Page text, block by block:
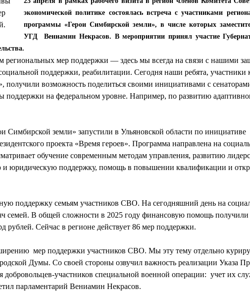
экономической политике состоялась встреча с участниками
программы «Герои Симбирской земли», в числе которых
УГД Вениамин Некрасов. В мероприятии принял участие
региональных мер поддержки — здесь мы всегда на связи с нашими
поддержки, реабилитации. Сегодня наши ребята, участники
возможность поделиться своими инициативами с
поддержки на федеральном уровне. Например, по развитию
земли» запустили в Ульяновской области по инициативе
проекта «Время героев». Программа направлена на
обучение современным методам управления, развитию
и юридическую поддержку, помощь в повышении квалификации и
поддержку семьям участников СВО. На сегодняшний день на
семей. В общей сложности в 2025 году финансовую помощь получили
Сейчас в регионе действует 86 мер поддержки.
мер поддержки участников СВО. Мы эту тему отдельно
Думы. Со своей стороны озвучил важность реализации Указа
участников специальной военной операции: учет их
парламентарий Вениамин Некрасов.